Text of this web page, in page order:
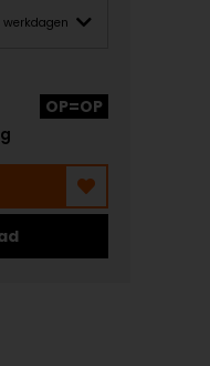
werkdagen
OP=OP